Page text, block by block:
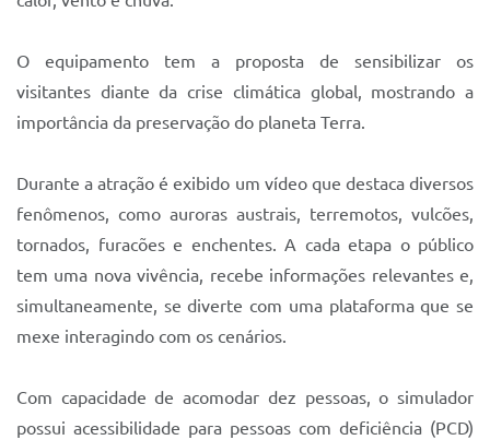
O equipamento tem a proposta de sensibilizar os
visitantes diante da crise climática global, mostrando a
importância da preservação do planeta Terra.
Durante a atração é exibido um vídeo que destaca diversos
fenômenos, como auroras austrais, terremotos, vulcões,
tornados, furacões e enchentes. A cada etapa o público
tem uma nova vivência, recebe informações relevantes e,
simultaneamente, se diverte com uma plataforma que se
mexe interagindo com os cenários.
Com capacidade de acomodar dez pessoas, o simulador
possui acessibilidade para pessoas com deficiência (PCD)